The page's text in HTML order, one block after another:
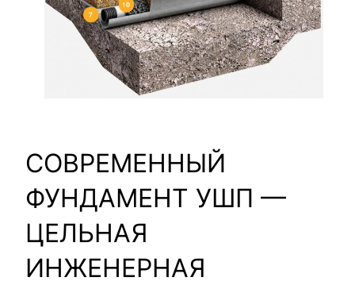
СОВРЕМЕННЫЙ
ФУНДАМЕНТ УШП —
ЦЕЛЬНАЯ
ИНЖЕНЕРНАЯ